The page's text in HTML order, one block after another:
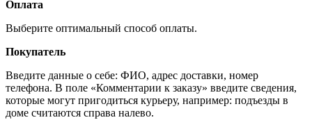
Оплата
Выберите оптимальный способ оплаты.
Покупатель
Введите данные о себе: ФИО, адрес доставки, номер
телефона. В поле «Комментарии к заказу» введите сведения,
которые могут пригодиться курьеру, например: подъезды в
доме считаются справа налево.